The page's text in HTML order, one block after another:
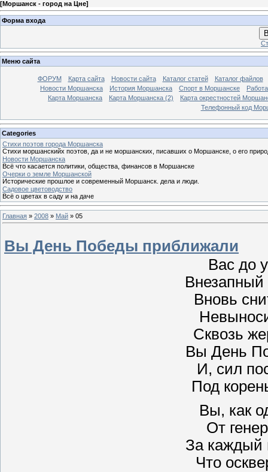
[Моршанск - город на Цне]
Форма входа
Меню сайта
ФОРУМ Карта сайта Новости сайта Каталог статей
Каталог файлов
Новости Моршанска
История Моршанска Спорт в Моршанске
Карта Моршанска
Карта Моршанска (2)
Карта окрестностей
Телефонный код
Categories
Стихи поэтов города Моршанска
Стихи моршанскийх поэтов, да и не моршанских, писавших о Моршанске, о его
Новости Моршанска
Всё что касается политики, общества, финансов в Моршанске
Очерки о земле Моршанской
Исторические прошлое и современный Моршанск. дела и люди.
Садовое цветоводство
Всё о цветах в саду и на даче
Главная » 2008 » Май » 05
Вы День Победы приближали
Вас до
Вновь
Сквозь
Вы День
И, сил
Под
Вы, как
От
За каждый
Что